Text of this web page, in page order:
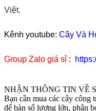
Việt.
Kênh youtube: Cây Và
Group Zalo giá sỉ :
NHẬN THÔNG TIN VỀ
Bạn cần mua các cây công
để bàn số lượng lớn, phân